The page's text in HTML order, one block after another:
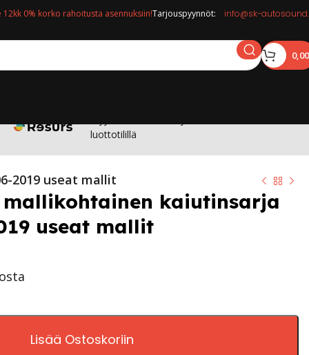
0% korko rahoitusta asennuksiin!Tarjouspyynnöt: info@sk-
luottotilillä
2019 useat mallit
mallikohtainen kaiutinsarja
useat mallit
Lisää Ostoskoriin